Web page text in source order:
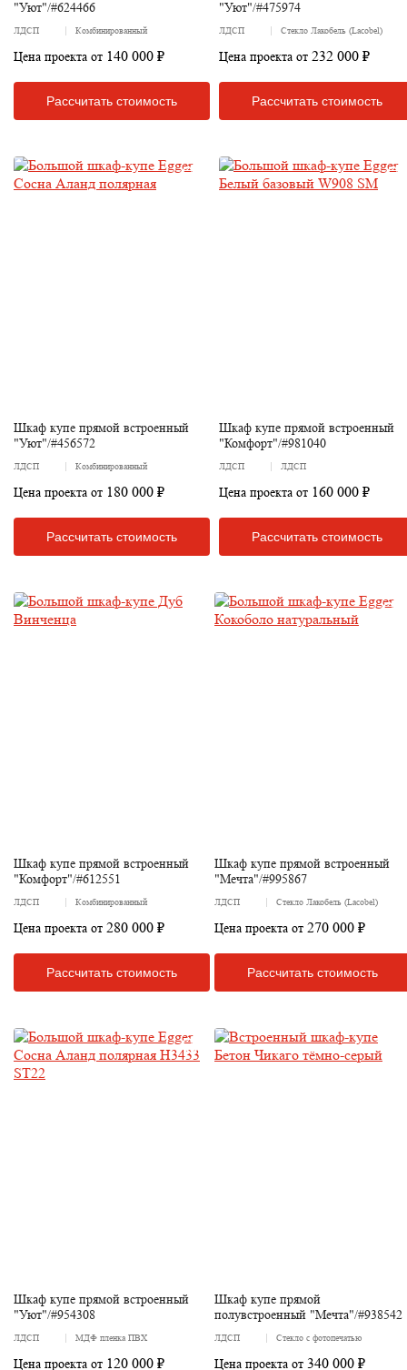
"Уют"/#624466
ЛДСП Комбинированный
Цена проекта от 140 000 ₽
Рассчитать стоимость
"Уют"/#475974
ЛДСП Стекло Лакобель (Lacobel)
Цена проекта от 232 000 ₽
Рассчитать стоимость
Шкаф купе прямой встроенный
"Уют"/#456572
ЛДСП Комбинированный
Цена проекта от 180 000 ₽
Рассчитать стоимость
Шкаф купе прямой встроенный
"Комфорт"/#981040
ЛДСП ЛДСП
Цена проекта от 160 000 ₽
Рассчитать стоимость
Шкаф купе прямой встроенный
"Комфорт"/#612551
ЛДСП Комбинированный
Цена проекта от 280 000 ₽
Рассчитать стоимость
Шкаф купе прямой встроенный
"Мечта"/#995867
ЛДСП Стекло Лакобель (Lacobel)
Цена проекта от 270 000 ₽
Рассчитать стоимость
Шкаф купе прямой встроенный
"Уют"/#954308
ЛДСП МДФ пленка ПВХ
Цена проекта от 120 000 ₽
Шкаф купе прямой
полувстроенный "Мечта"/#938542
ЛДСП Стекло с фотопечатью
Цена проекта от 340 000 ₽